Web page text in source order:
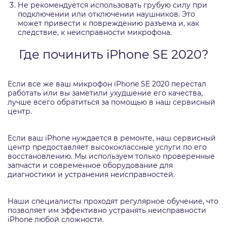
Не рекомендуется использовать грубую силу при
подключении или отключении наушников. Это
может привести к повреждению разъема и, как
следствие, к неисправности микрофона.
Где починить iPhone SE 2020?
Если все же ваш микрофон iPhone SE 2020 перестал
работать или вы заметили ухудшение его качества,
лучше всего обратиться за помощью в наш сервисный
центр.
Если ваш iPhone нуждается в ремонте, наш сервисный
центр предоставляет высококлассные услуги по его
восстановлению. Мы используем только проверенные
запчасти и современное оборудование для
диагностики и устранения неисправностей.
Наши специалисты проходят регулярное обучение, что
позволяет им эффективно устранять неисправности
iPhone любой сложности.